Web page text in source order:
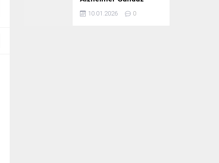
Bakım Evi 3. Yılını
Kutladı
10.01.2026 0